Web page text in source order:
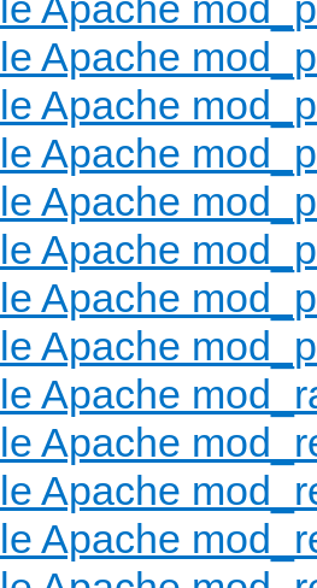
Apache
Apache
Apache
Apache
Apache
Apache
Apache
Apache
Apache
Apache
Apache